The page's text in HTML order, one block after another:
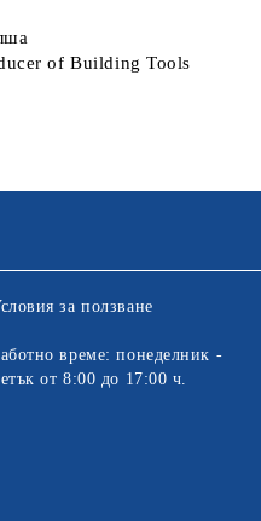
of Building Tools
за ползване
време: понеделник -
от 8:00 до 17:00 ч.